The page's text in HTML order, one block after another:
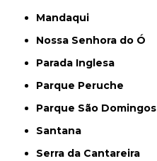
Mandaqui
Nossa Senhora do Ó
Parada Inglesa
Parque Peruche
Parque São Domingos
Santana
Serra da Cantareira